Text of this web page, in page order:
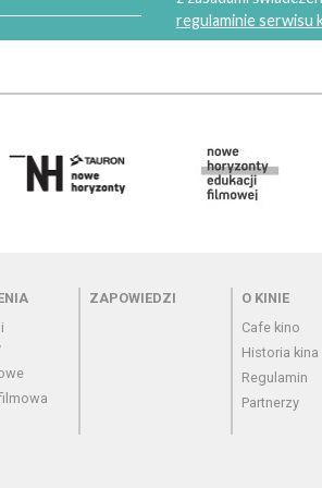
regulaminie serwisu
wydarzeniaMenu - zapowiedzi
ZAPOWIEDZI Menu -
O KINIE
Cafe kino
Historia kina
Regulamin
Partnerzy